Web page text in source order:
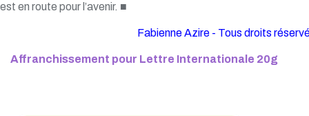
est en route pour l’avenir. ■
Fabienne Azire - Tous droits
Affranchissement pour Lettre Internationale 20g